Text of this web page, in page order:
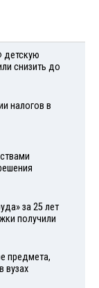
детскую
снизить до
налогов в
за 25 лет
получили
предмета,
вузах